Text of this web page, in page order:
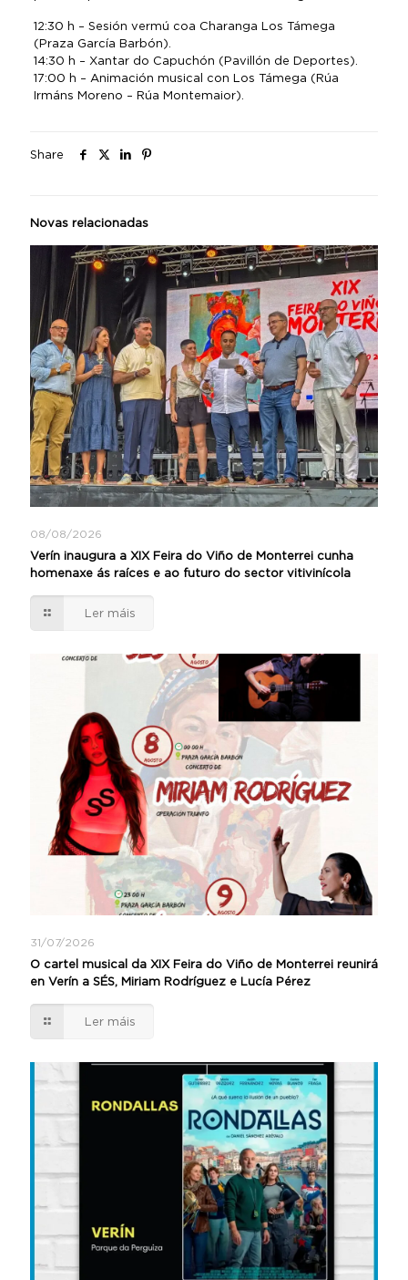
12:30 h – Sesión vermú coa Charanga Los Támega
(Praza García Barbón).
14:30 h – Xantar do Capuchón (Pavillón de Deportes).
17:00 h – Animación musical con Los Támega (Rúa
Irmáns Moreno – Rúa Montemaior).
Share
Novas relacionadas
08/08/2026
Verín inaugura a XIX Feira do Viño de Monterrei cunha
homenaxe ás raíces e ao futuro do sector vitivinícola
Ler máis
31/07/2026
O cartel musical da XIX Feira do Viño de Monterrei reunirá
en Verín a SÉS, Miriam Rodríguez e Lucía Pérez
Ler máis